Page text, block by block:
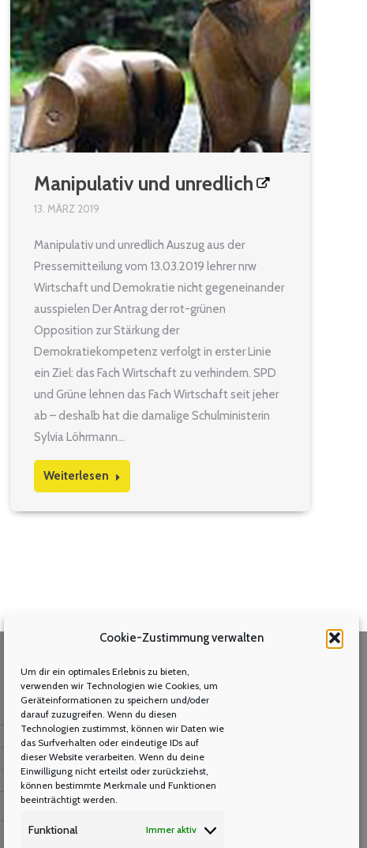
Cookie-Zustimmung verwalten
Um dir ein optimales Erlebnis zu bieten,
verwenden wir Technologien wie Cookies, um
Geräteinformationen zu speichern und/oder
darauf zuzugreifen. Wenn du diesen
Technologien zustimmst, können wir Daten wie
das Surfverhalten oder eindeutige IDs auf
dieser Website verarbeiten. Wenn du deine
Einwilligung nicht erteilst oder zurückziehst,
können bestimmte Merkmale und Funktionen
beeinträchtigt werden.
Funktional Immer aktiv
Manipulativ und unredlich
13. MÄRZ 2019
Manipulativ und unredlich Auszug aus der
Pressemitteilung vom 13.03.2019 lehrer nrw
Wirtschaft und Demokratie nicht gegeneinander
ausspielen Der Antrag der rot-grünen
Opposition zur Stärkung der
Demokratiekompetenz verfolgt in erster Linie
ein Ziel: das Fach Wirtschaft zu verhindern. SPD
und Grüne lehnen das Fach Wirtschaft seit jeher
ab – deshalb hat die damalige Schulministerin
Sylvia Löhrmann…
Weiterlesen
Volltextsuche
Search: